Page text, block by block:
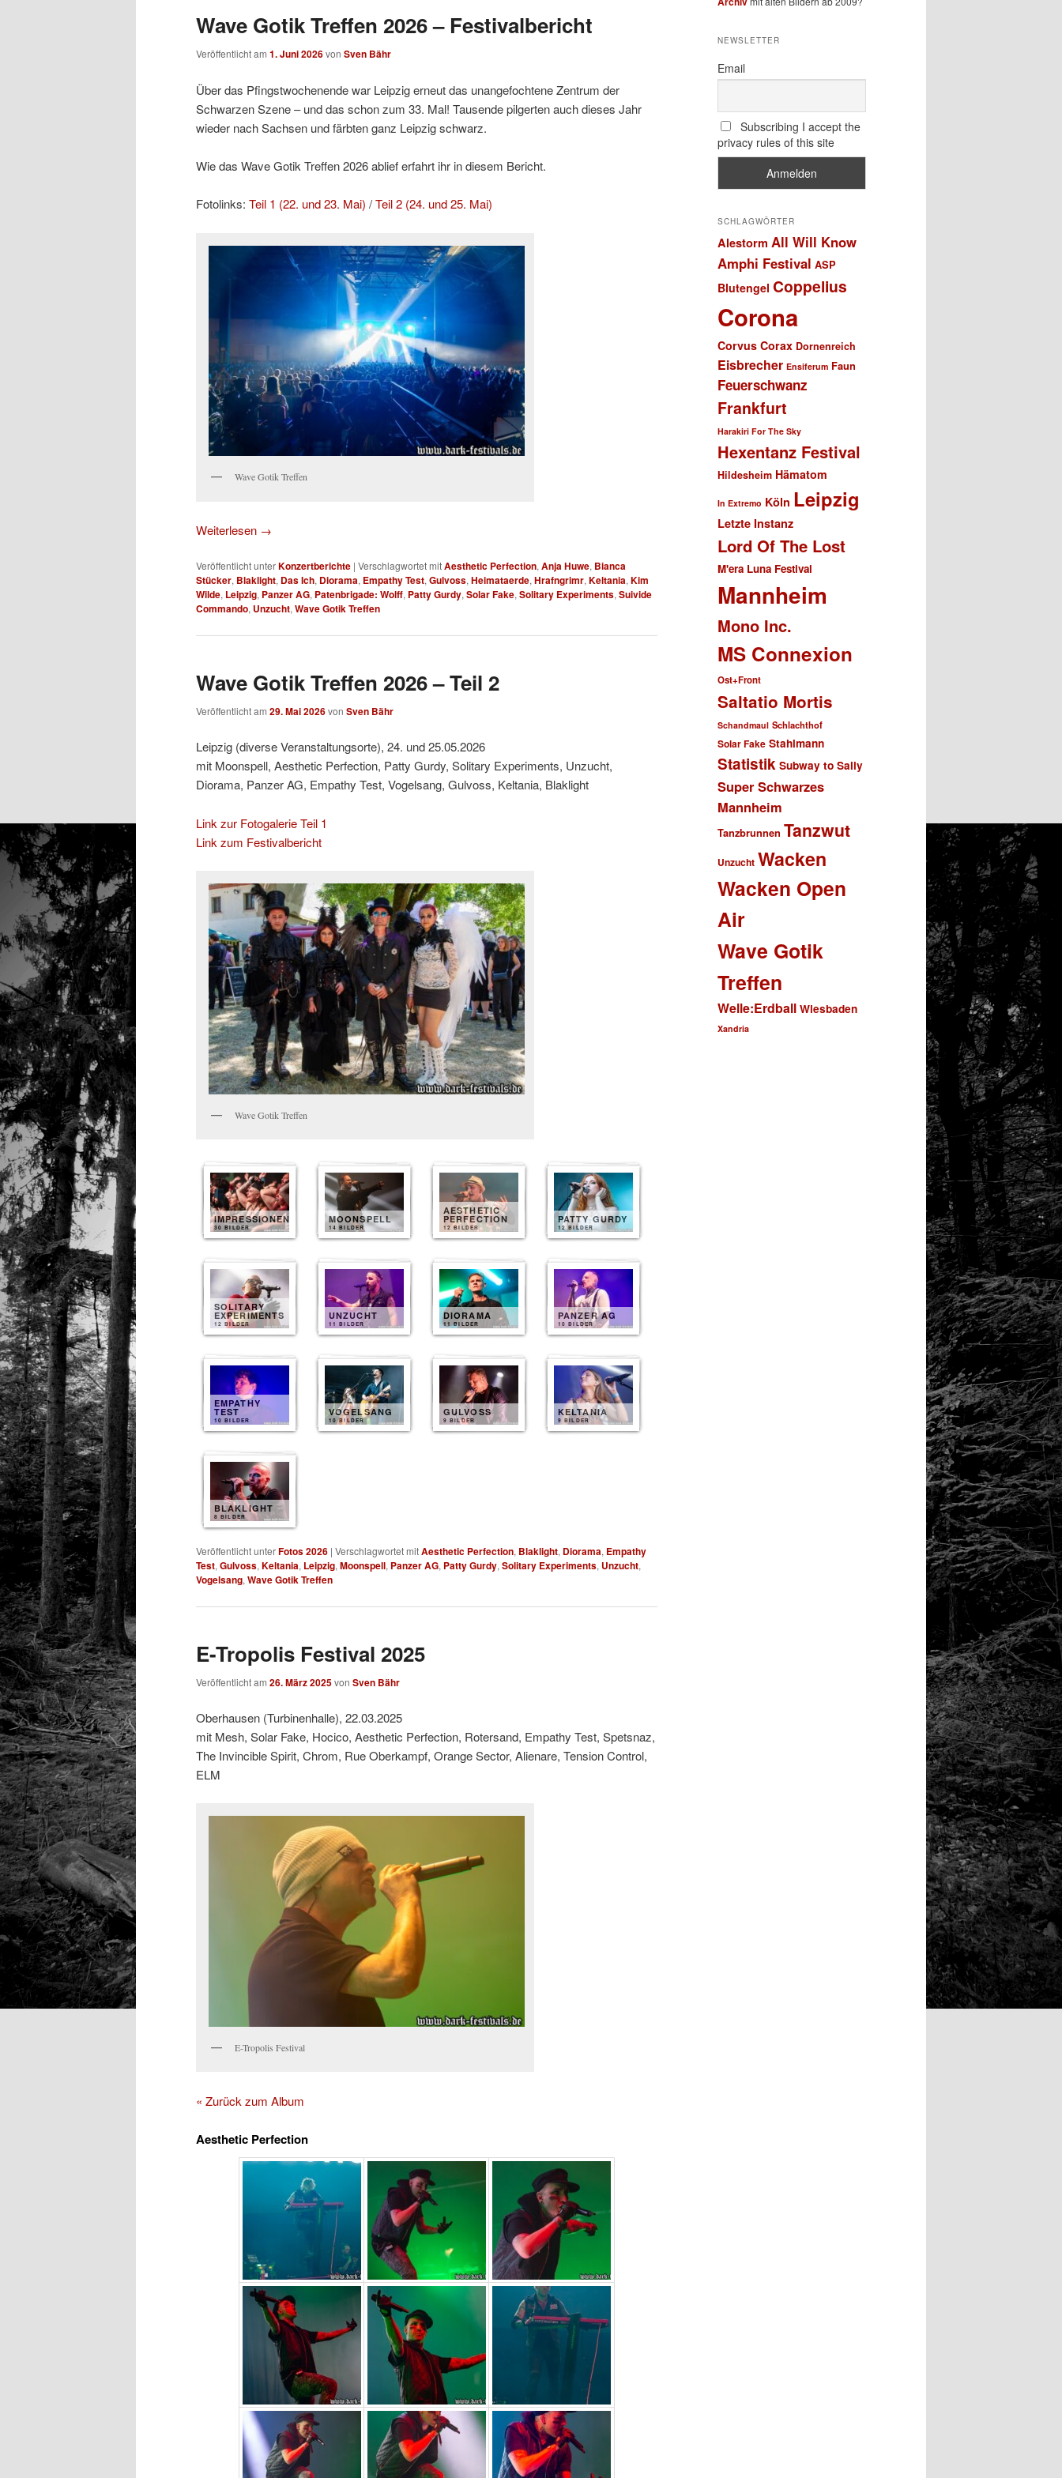
Wave Gotik Treffen 2026 – Festivalbericht
Veröffentlicht am 1. Juni 2026von Sven Bähr
Über das Pfingstwochenende war Leipzig erneut das unangefochtene Zentrum der
Schwarzen Szene – und das schon zum 33. Mal! Tausende pilgerten auch dieses Jahr
wieder nach Sachsen und färbten ganz Leipzig schwarz.
Wie das Wave Gotik Treffen 2026 ablief erfahrt ihr in diesem Bericht.
Fotolinks: Teil 1 (22. und 23. Mai) /Teil 2 (24. und 25. Mai)
Wave Gotik Treffen
Weiterlesen →
Veröffentlicht unterKonzertberichte | Verschlagwortet mitAesthetic Perfection, Anja Huwe, Bianca
Stücker, Blaklight, Das Ich, Diorama, Empathy Test, Gulvoss, Heimataerde, Hrafngrimr, Keltania, Kim
Wilde, Leipzig, Panzer AG, Patenbrigade: Wolff, Patty Gurdy, Solar Fake, Solitary Experiments, Suivide
Commando, Unzucht, Wave Gotik Treffen
Wave Gotik Treffen 2026 – Teil 2
Veröffentlicht am 29. Mai 2026von Sven Bähr
Leipzig (diverse Veranstaltungsorte), 24. und 25.05.2026
mit Moonspell, Aesthetic Perfection, Patty Gurdy, Solitary Experiments, Unzucht,
Diorama, Panzer AG, Empathy Test, Vogelsang, Gulvoss, Keltania, Blaklight
Link zur Fotogalerie Teil 1
Link zum Festivalbericht
Wave Gotik Treffen
IMPRESSIONEN
30 BILDER
MOONSPELL
14 BILDER
AESTHETIC
PERFECTION
12 BILDER
PATTY GURDY
12 BILDER
SOLITARY
EXPERIMENTS
12 BILDER
UNZUCHT
11 BILDER
DIORAMA
11 BILDER
PANZER AG
10 BILDER
EMPATHY
TEST
10 BILDER
VOGELSANG
10 BILDER
GULVOSS
9 BILDER
KELTANIA
9 BILDER
BLAKLIGHT
8 BILDER
Veröffentlicht unterFotos 2026 | Verschlagwortet mitAesthetic Perfection, Blaklight, Diorama, Empathy
Test, Gulvoss, Keltania, Leipzig, Moonspell, Panzer AG, Patty Gurdy, Solitary Experiments, Unzucht,
Vogelsang, Wave Gotik Treffen
E-Tropolis Festival 2025
Veröffentlicht am 26. März 2025von Sven Bähr
Oberhausen (Turbinenhalle), 22.03.2025
mit Mesh, Solar Fake, Hocico, Aesthetic Perfection, Rotersand, Empathy Test, Spetsnaz,
The Invincible Spirit, Chrom, Rue Oberkampf, Orange Sector, Alienare, Tension Control,
ELM
E-Tropolis Festival
« Zurück zum Album
Aesthetic Perfection
NEWSLETTER
Email
Subscribing I accept the
privacy rules of this site
SCHLAGWÖRTER
Alestorm All Will Know
Amphi Festival ASP
Blutengel Coppelius
Corona
Corvus Corax Dornenreich
Eisbrecher Ensiferum Faun
Feuerschwanz
Frankfurt
Harakiri For The Sky
Hexentanz Festival
Hildesheim Hämatom
In Extremo Köln Leipzig
Letzte Instanz
Lord Of The Lost
M'era Luna Festival
Mannheim
Mono Inc.
MS Connexion
Ost+Front
Saltatio Mortis
Schandmaul Schlachthof
Solar Fake Stahlmann
Statistik Subway to Sally
Super Schwarzes
Mannheim
Tanzbrunnen Tanzwut
Unzucht Wacken
Wacken Open
Air
Wave Gotik
Treffen
Welle:Erdball Wiesbaden
Xandria